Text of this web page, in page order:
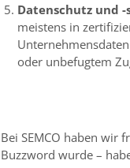
Datenschutz und
meistens in
oder unbefugtem
Bei SEMCO haben wir
Buzzword wurde –